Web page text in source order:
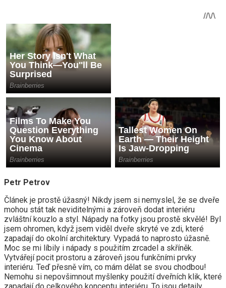
Petr Petrov
Článek je prostě úžasný! Nikdy jsem si nemyslel, že se dveře
mohou stát tak neviditelnými a zároveň dodat interiéru
zvláštní kouzlo a styl. Nápady na fotky jsou prostě skvělé! Byl
jsem ohromen, když jsem viděl dveře skryté ve zdi, které
zapadají do okolní architektury. Vypadá to naprosto úžasně.
Moc se mi líbily i nápady s použitím zrcadel a skříněk.
Vytvářejí pocit prostoru a zároveň jsou funkčními prvky
interiéru. Teď přesně vím, co mám dělat se svou chodbou!
Nemohu si nepovšimnout myšlenky použití dveřních klik, které